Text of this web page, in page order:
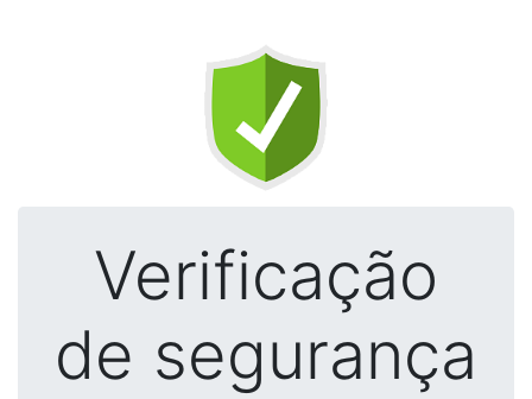
Verificação
de segurança